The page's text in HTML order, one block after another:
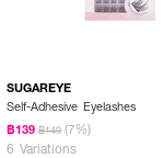
SUGAREYE
Self-Adhesive Eyelashes
฿139 ฿149 (7%)
6 Variations